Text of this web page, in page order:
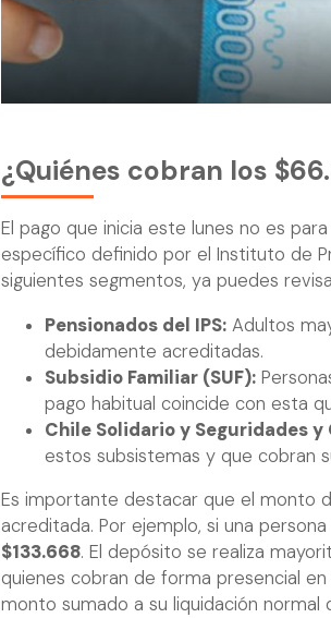
¿Quiénes cobran los
El pago que inicia este lunes no es
específico definido por el Instituto de
siguientes segmentos, ya puedes
Pensionados del IPS: Adultos
debidamente acreditadas.
Subsidio Familiar (SUF):
pago habitual coincide con esta
Chile Solidario y Seguridades
estos subsistemas y que cobran
Es importante destacar que el monto
acreditada. Por ejemplo, si una
$133.668. El depósito se realiza
quienes cobran de forma presencial en
monto sumado a su liquidación normal